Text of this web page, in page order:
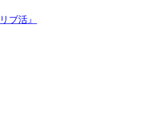
ブ活』